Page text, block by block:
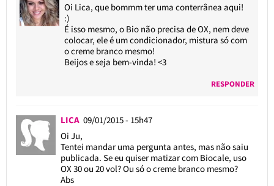
Oi Lica, que bommm ter uma conterrânea aqui!
:)
É isso mesmo, o Bio não precisa de OX, nem deve
colocar, ele é um condicionador, mistura só com
o creme branco mesmo!
Beijos e seja bem-vinda! <3
RESPONDER
LICA 09/01/2015 - 15h47
Oi Ju,
Tentei mandar uma pergunta antes, mas não saiu
publicada. Se eu quiser matizar com Biocale, uso
OX 30 ou 20 vol? Ou só o creme branco mesmo?
Abs